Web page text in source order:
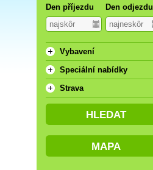
Den příjezdu Den odjezdu
Vybavení
Speciální nabídky
Strava